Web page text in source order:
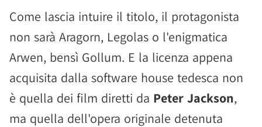
Come lascia intuire il titolo, il protagonista
non sarà Aragorn, Legolas o l'enigmatica
Arwen, bensì Gollum. E la licenza appena
acquisita dalla software house tedesca non
è quella dei film diretti da Peter Jackson,
ma quella dell'opera originale detenuta